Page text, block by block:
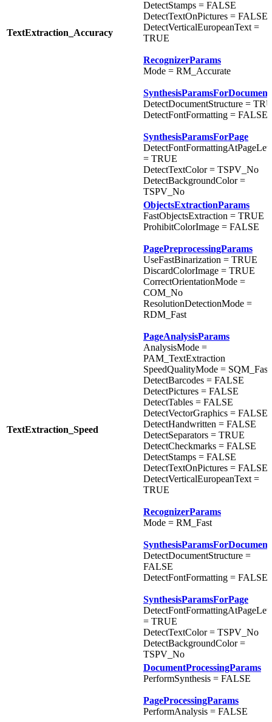
TextExtraction_Accuracy
DetectStamps = FALSE
DetectTextOnPictures = FALSE
DetectVerticalEuropeanText =
TRUE
RecognizerParams
Mode = RM_Accurate
SynthesisParamsForDocument
DetectDocumentStructure =
DetectFontFormatting = FALSE
SynthesisParamsForPage
= TRUE
DetectTextColor = TSPV_No
DetectBackgroundColor =
TSPV_No
TextExtraction_Speed
ObjectsExtractionParams
FastObjectsExtraction = TRUE
ProhibitColorImage = FALSE
PagePreprocessingParams
UseFastBinarization = TRUE
DiscardColorImage = TRUE
CorrectOrientationMode =
COM_No
ResolutionDetectionMode =
RDM_Fast
PageAnalysisParams
AnalysisMode =
PAM_TextExtraction
SpeedQualityMode = SQM_Fast
DetectBarcodes = FALSE
DetectPictures = FALSE
DetectTables = FALSE
DetectVectorGraphics = FALSE
DetectHandwritten = FALSE
DetectSeparators = TRUE
DetectCheckmarks = FALSE
DetectStamps = FALSE
DetectTextOnPictures = FALSE
DetectVerticalEuropeanText =
TRUE
RecognizerParams
Mode = RM_Fast
SynthesisParamsForDocument
DetectDocumentStructure =
FALSE
DetectFontFormatting = FALSE
SynthesisParamsForPage
= TRUE
DetectTextColor = TSPV_No
DetectBackgroundColor =
TSPV_No
DocumentProcessingParams
PerformSynthesis = FALSE
PageProcessingParams
PerformAnalysis = FALSE